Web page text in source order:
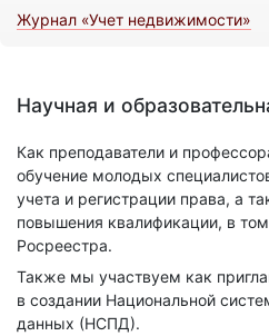
Журнал «Учет недвижимости»
Научная и
Как преподаватели и
обучение молодых
учета и регистрации права, а
повышения квалификации, в
Росреестра.
Также мы участвуем как
в создании Национальной
данных (НСПД).